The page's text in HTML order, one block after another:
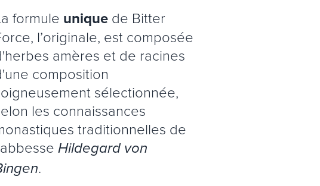
formule unique de Bitter
l’originale, est composée
amères et de racines
composition
sélectionnée,
les connaissances
traditionnelles de
Hildegard von
.